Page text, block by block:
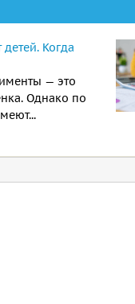
Когда
— это
Однако по